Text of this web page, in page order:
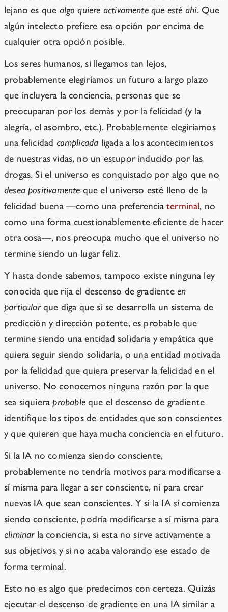
lejano es que algo quiere activamente que esté ahí. Que
algún intelecto prefiere esa opción por encima de
cualquier otra opción posible.
Los seres humanos, si llegamos tan lejos,
probablemente elegiríamos un futuro a largo plazo
que incluyera la conciencia, personas que se
preocuparan por los demás y por la felicidad (y la
alegría, el asombro, etc.). Probablemente elegiríamos
una felicidad complicada ligada a los acontecimientos
de nuestras vidas, no un estupor inducido por las
drogas. Si el universo es conquistado por algo que no
desea positivamente que el universo esté lleno de la
felicidad buena —como una preferencia terminal, no
como una forma cuestionablemente eficiente de hacer
otra cosa—, nos preocupa mucho que el universo no
termine siendo un lugar feliz.
Y hasta donde sabemos, tampoco existe ninguna ley
conocida que rija el descenso de gradiente en
particularque diga que si se desarrolla un sistema de
predicción y dirección potente, es probable que
termine siendo una entidad solidaria y empática que
quiera seguir siendo solidaria, o una entidad motivada
por la felicidad que quiera preservar la felicidad en el
universo. No conocemos ninguna razón por la que
sea siquieraprobableque el descenso de gradiente
identifique los tipos de entidades que son conscientes
y que quieren que haya mucha conciencia en el futuro.
Si la IA no comienza siendo consciente,
probablemente no tendría motivos para modificarse a
sí misma para llegar a ser consciente, ni para crear
nuevas IA que sean conscientes. Y si la IA sícomienza
siendo consciente, podría modificarse a sí misma para
eliminarla conciencia, si esta no sirve activamente a
sus objetivos y si no acaba valorando ese estado de
forma terminal.
Esto no es algo que predecimos con certeza. Quizás
ejecutar el descenso de gradiente en una IA similar a